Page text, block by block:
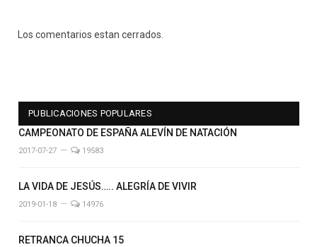
Los comentarios estan cerrados.
PUBLICACIONES POPULARES
CAMPEONATO DE ESPAÑA ALEVÍN DE NATACIÓN
2017-07-27 19583
LA VIDA DE JESÚS….. ALEGRÍA DE VIVIR
2019-01-18 14976
RETRANCA CHUCHA 15